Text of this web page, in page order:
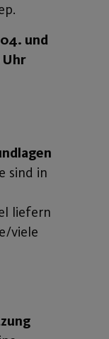
und
Uhr
sind in
liefern
viele